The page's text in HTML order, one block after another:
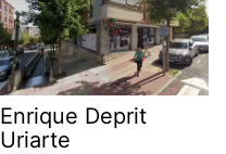
Enrique Deprit
Uriarte